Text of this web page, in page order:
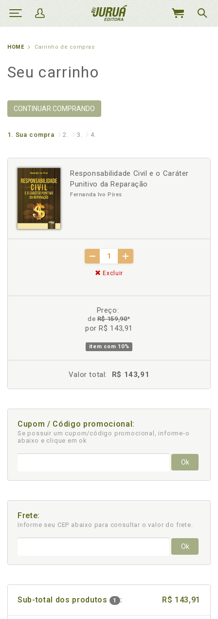
MEU
HOME Carrinho de compras
Seu carrinho
CONTINUAR COMPRANDO
1. Sua compra 2. 3. 4.
Responsabilidade Civil e o Caráter
Punitivo da Reparação
Fernanda Ivo Pires
Excluir
Preço:
deR$ 159,90*
por R$ 143,91
item com 10%
Valor total: R$ 143,91
Cupom / Código promocional:
Se possuir um cupom/código promocional, informe-o
abaixo e clique em ok
Ok
Frete:
Informe seu CEP abaixo para consultar o valor do frete.
Ok
Sub-total dos produtos 1 : R$ 143,91